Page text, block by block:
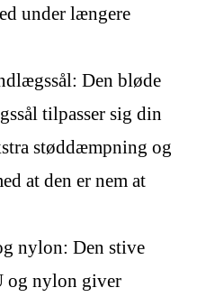
under længere
Den bløde
tilpasser sig din
støddæmpning og
at den er nem at
nylon: Den stive
og nylon giver